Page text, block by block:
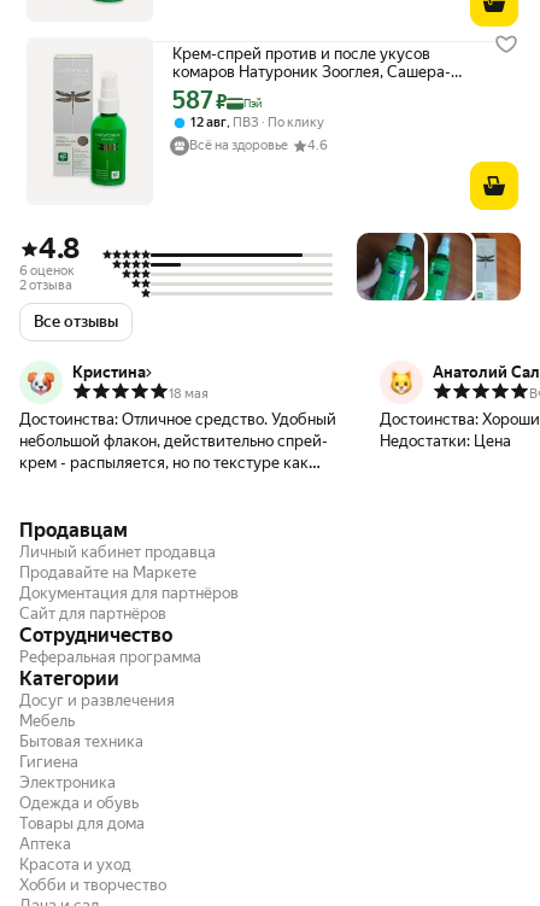
Крем-спрей против и после укусов
комаров Натуроник Зооглея, Сашера-
мед, 60 мл
Цена с картой Яндекс Пэй 587 ₽ вместо
587₽ Пэй
12 авг ПВЗ
По клику
Всё на здоровье
4.6
4.8
6 оценок
2 отзыва
Все отзывы
Кристина
18 мая
Достоинства: Отличное средство. Удобный
небольшой флакон, действительно спрей-
крем - распыляется, но по текстуре как
понравилось. Вечером у воды комары и
мошкара не приставали. Спасибо
производителю и продавцу!
Анатолий
Достоинства:
Недостатки: Цена
Продавцам
Личный кабинет продавца
Продавайте на Маркете
Документация для партнёров
Сайт для партнёров
Сотрудничество
Реферальная программа
Категории
Досуг и развлечения
Мебель
Бытовая техника
Гигиена
Электроника
Одежда и обувь
Товары для дома
Аптека
Красота и уход
Хобби и творчество